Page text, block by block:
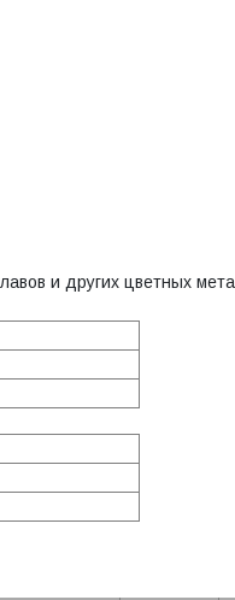
и других цветных